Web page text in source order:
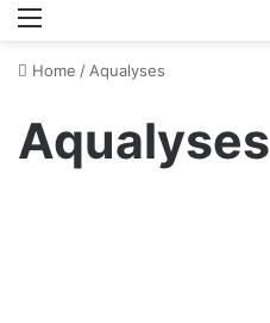
Home / Aqualyses
Aqualyses